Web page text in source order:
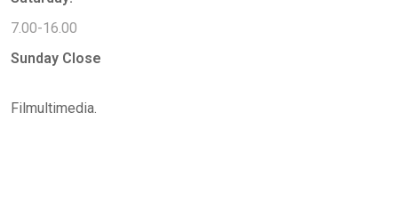
7.00-16.00
Sunday Close
Filmultimedia.